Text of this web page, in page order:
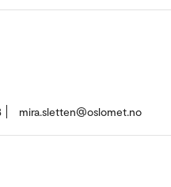
mira.sletten@oslomet.no